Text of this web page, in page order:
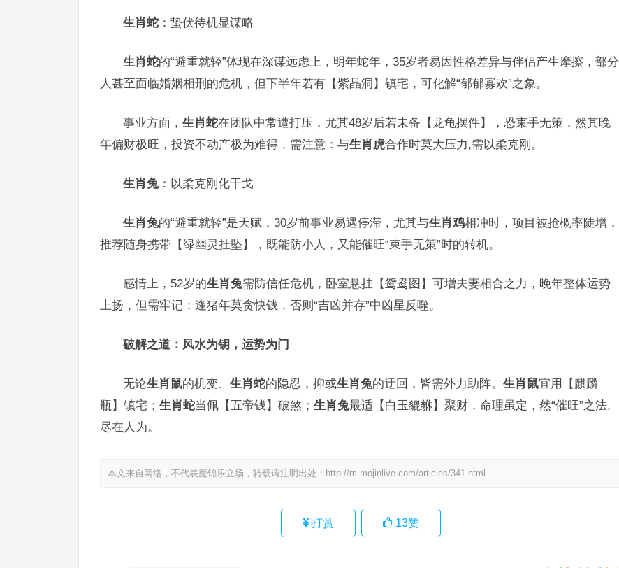
生肖蛇 ：蛰伏待机显谋略
生肖蛇的“避重就轻”体现在深谋远虑上，明年蛇年，35岁者易因性格差异与伴侣产生摩擦，部分
人甚至面临婚姻相刑的危机，但下半年若有【紫晶洞】镇宅，可化解“郁郁寡欢”之象。
事业方面， 生肖蛇在团队中常遭打压，尤其48岁后若未备【龙龟摆件】，恐束手无策，然其晚
年偏财极旺，投资不动产极为难得，需注意：与生肖虎合作时莫大压力,需以柔克刚。
生肖兔：以柔克刚化干戈
生肖兔的“避重就轻”是天赋，30岁前事业易遇停滞，尤其与生肖鸡相冲时，项目被抢概率陡增，
推荐随身携带【绿幽灵挂坠】，既能防小人，又能催旺“束手无策”时的转机。
感情上，52岁的生肖兔需防信任危机，卧室悬挂【鸳鸯图】可增夫妻相合之力，晚年整体运势
上扬，但需牢记：逢猪年莫贪快钱，否则“吉凶并存”中凶星反噬。
破解之道：风水为钥，运势为门
无论生肖鼠的机变、 生肖蛇的隐忍，抑或生肖兔的迂回，皆需外力助阵。 生肖鼠宜用【麒麟
瓶】镇宅； 生肖蛇当佩【五帝钱】破煞； 生肖兔最适【白玉貔貅】聚财，命理虽定，然“催旺”之法,
尽在人为。
本文来自网络，不代表魔锦乐立场，转载请注明出处： http://m.mojinlive.com/articles/341.html
打赏 13赞